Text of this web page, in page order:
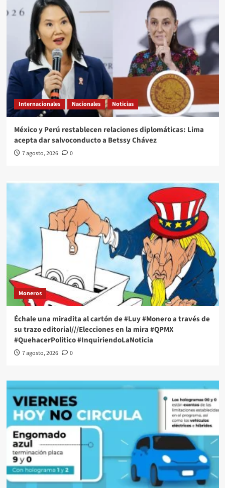
Internacionales Nacionales Noticias
México y Perú restablecen relaciones diplomáticas: Lima
acepta dar salvoconducto a Betssy Chávez
7 agosto, 2026 0
Moneros
Échale una miradita al cartón de #Luy #Monero a través de
su trazo editorial///Elecciones en la mira #QPMX
#QuehacerPolitico #InquiriendoLaNoticia
7 agosto, 2026 0